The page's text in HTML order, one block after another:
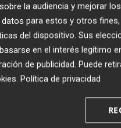
la audiencia y mejorar
para estos y otros
del dispositivo. Sus
en el interés legítimo
de publicidad. Puede
. Política de privacidad